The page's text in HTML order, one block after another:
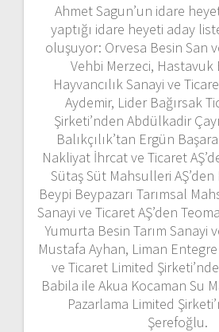
Ahmet Sagun’un idare
yaptığı idare heyeti aday
oluşuyor: Orvesa Besin San
Vehbi Merzeci, Hastavuk
Hayvancılık Sanayi ve
Aydemir, Lider Bağırsak
Şirketi’nden Abdülkadir
Balıkçılık’tan Ergün
Nakliyat İhrcat ve Ticaret
Sütaş Süt Mahsulleri AŞ’den
Beypi Beypazarı Tarımsal
Sanayi ve Ticaret AŞ’den
Yumurta Besin Tarım Sanayi
Mustafa Ayhan, Liman Entegre
ve Ticaret Limited
Babila ile Akua Kocaman Su
Pazarlama Limited
Şerefoğlu.